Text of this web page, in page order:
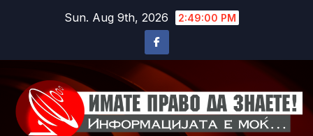
Sun. Aug 9th, 2026 2:49:03 PM